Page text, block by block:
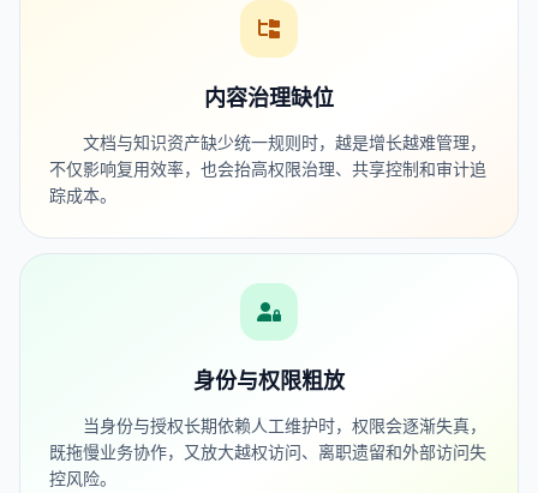
内容治理缺位
文档与知识资产缺少统一规则时，越是增长越难管理，
不仅影响复用效率，也会抬高权限治理、共享控制和审计追
踪成本。
身份与权限粗放
当身份与授权长期依赖人工维护时，权限会逐渐失真，
既拖慢业务协作，又放大越权访问、离职遗留和外部访问失
控风险。